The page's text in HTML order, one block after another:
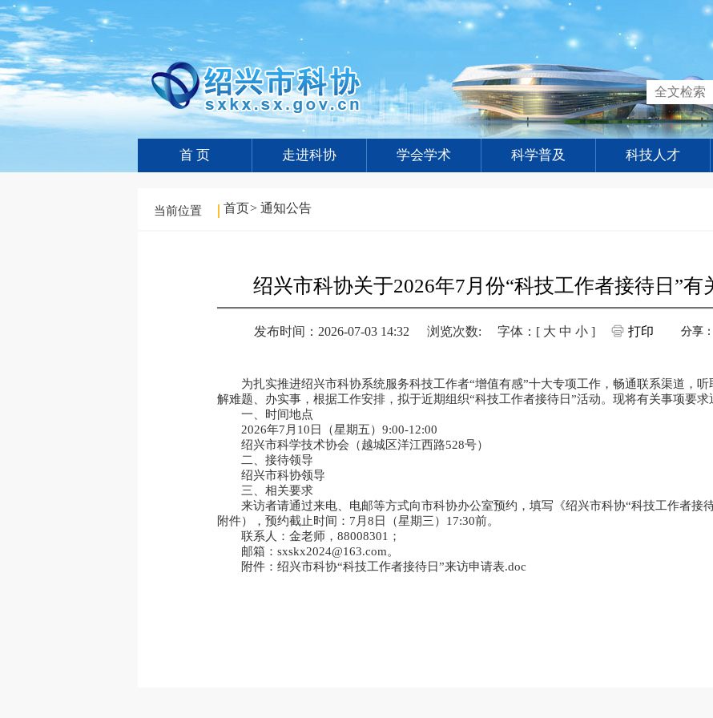
首 页 走进科协 学会学术 科学普及 科技人才
当前位置 首页> 通知公告
绍兴市科协关于2026年7月份“科技工作者接待日”有
发布时间：2026-07-03 14:32 浏览次数: 字体：[ 大 中 小] 打印 分享：
为扎实推进绍兴市科协系统服务科技工作者“增值有感”十大专项工作，畅通联系渠道，
解难题、办实事，根据工作安排，拟于近期组织“科技工作者接待日”活动。现将有关事项要求
一、时间地点
2026年7月10日（星期五）9:00-12:00
绍兴市科学技术协会（越城区洋江西路528号）
二、接待领导
绍兴市科协领导
三、相关要求
来访者请通过来电、电邮等方式向市科协办公室预约，填写《绍兴市科协“科技工作者接
附件），预约截止时间：7月8日（星期三）17:30前。
联系人：金老师，88008301；
邮箱：sxskx2024@163.com。
附件： 绍兴市科协“科技工作者接待日”来访申请表.doc